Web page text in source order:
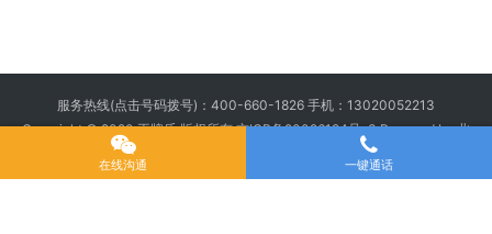
服务热线(点击号码拨号)： 400-660-1826 手机： 13020052213
Copyright © 2020 王牌盾 版权所有京ICP备20026194号-3Powered by 北
在线沟通 一键通话